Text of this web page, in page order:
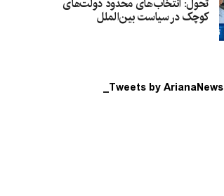
تحول: انتخاب‌های محدود دولت‌های
کوچک در سیاست بین‌الملل
Tweets by ArianaNews_